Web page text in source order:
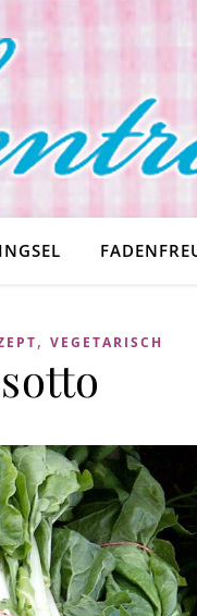
, VEGETARISCH